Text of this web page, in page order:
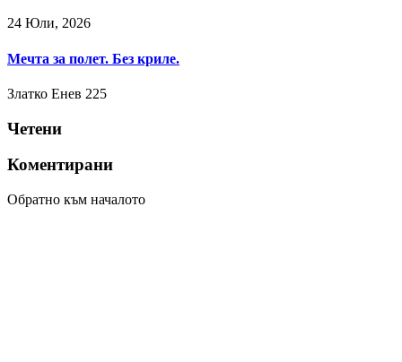
24 Юли, 2026
Мечта за полет. Без криле.
Златко Енев 225
Четени
Коментирани
Обратно към началото